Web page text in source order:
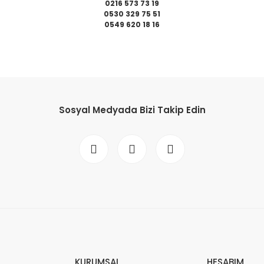
0216 573 73 19
0530 329 75 51
0549 620 18 16
Sosyal Medyada Bizi Takip Edin